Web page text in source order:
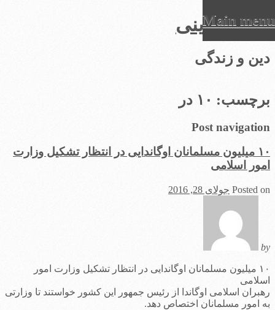
عرفان دینی
دین و زندگی
Main menu
to
content
برچسب: ۱۰ در
Post navigation
۱۰ میلیون مسلمانان اوگاندایی در انتظار تشکیل وزارت
امور اسلامی
Posted on جولای 28, 2016
by
۱۰ میلیون مسلمانان اوگاندایی در انتظار تشکیل وزارت امور
اسلامی
رهبران اسلامی اوگاندا از رئیس جمهور این کشور خواستند تا وزارتی
به امور مسلمانان اختصاص دهد.